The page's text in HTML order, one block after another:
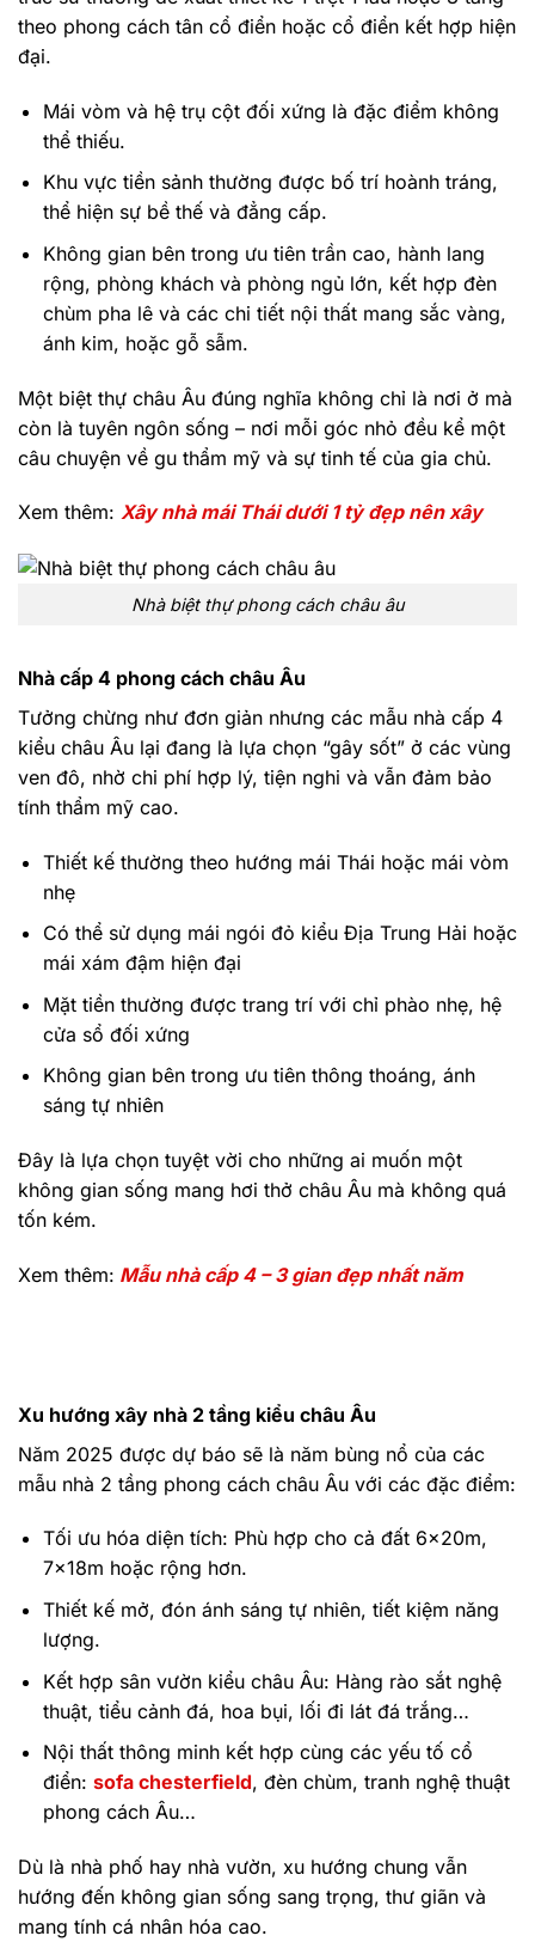
theo phong cách tân cổ điển hoặc cổ điển kết hợp hiện
đại.
Mái vòm và hệ trụ cột đối xứng là đặc điểm không
thể thiếu.
Khu vực tiền sảnh thường được bố trí hoành tráng,
thể hiện sự bề thế và đẳng cấp.
Không gian bên trong ưu tiên trần cao, hành lang
rộng, phòng khách và phòng ngủ lớn, kết hợp đèn
chùm pha lê và các chi tiết nội thất mang sắc vàng,
ánh kim, hoặc gỗ sẫm.
Một biệt thự châu Âu đúng nghĩa không chỉ là nơi ở mà
còn là tuyên ngôn sống – nơi mỗi góc nhỏ đều kể một
câu chuyện về gu thẩm mỹ và sự tinh tế của gia chủ.
Xem thêm: Xây nhà mái Thái dưới 1 tỷ đẹp nên xây
Nhà biệt thự phong cách châu âu
Nhà cấp 4 phong cách châu Âu
Tưởng chừng như đơn giản nhưng các mẫu nhà cấp 4
kiểu châu Âu lại đang là lựa chọn “gây sốt” ở các vùng
ven đô, nhờ chi phí hợp lý, tiện nghi và vẫn đảm bảo
tính thẩm mỹ cao.
Thiết kế thường theo hướng mái Thái hoặc mái vòm
nhẹ
Có thể sử dụng mái ngói đỏ kiểu Địa Trung Hải hoặc
mái xám đậm hiện đại
Mặt tiền thường được trang trí với chỉ phào nhẹ, hệ
cửa sổ đối xứng
Không gian bên trong ưu tiên thông thoáng, ánh
sáng tự nhiên
Đây là lựa chọn tuyệt vời cho những ai muốn một
không gian sống mang hơi thở châu Âu mà không quá
tốn kém.
Xem thêm: Mẫu nhà cấp 4 – 3 gian đẹp nhất năm
Xu hướng xây nhà 2 tầng kiểu châu Âu
Năm 2025 được dự báo sẽ là năm bùng nổ của các
mẫu nhà 2 tầng phong cách châu Âu với các đặc điểm:
Tối ưu hóa diện tích: Phù hợp cho cả đất 6x20m,
7x18m hoặc rộng hơn.
Thiết kế mở, đón ánh sáng tự nhiên, tiết kiệm năng
lượng.
Kết hợp sân vườn kiểu châu Âu: Hàng rào sắt nghệ
thuật, tiểu cảnh đá, hoa bụi, lối đi lát đá trắng…
Nội thất thông minh kết hợp cùng các yếu tố cổ
điển: sofa chesterfield, đèn chùm, tranh nghệ thuật
phong cách Âu…
Dù là nhà phố hay nhà vườn, xu hướng chung vẫn
hướng đến không gian sống sang trọng, thư giãn và
mang tính cá nhân hóa cao.